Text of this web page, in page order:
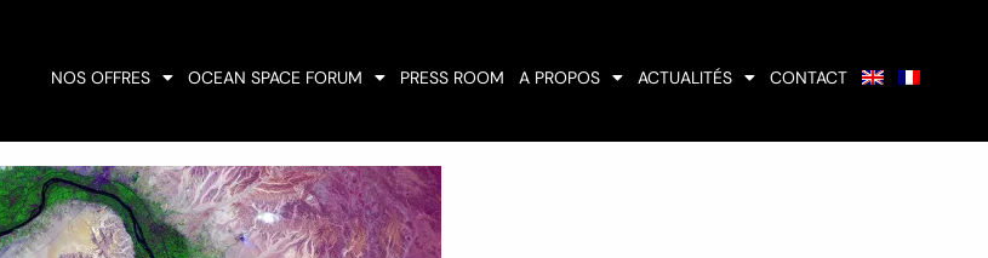
NOS OFFRES OCEAN SPACE FORUM PRESS ROOM A PROPOS ACTUALITÉS CONTACT